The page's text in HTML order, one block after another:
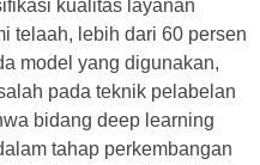
kualitas layanan
telaah, lebih dari 60 persen
model yang digunakan,
pada teknik pelabelan
bidang deep learning
tahap perkembangan